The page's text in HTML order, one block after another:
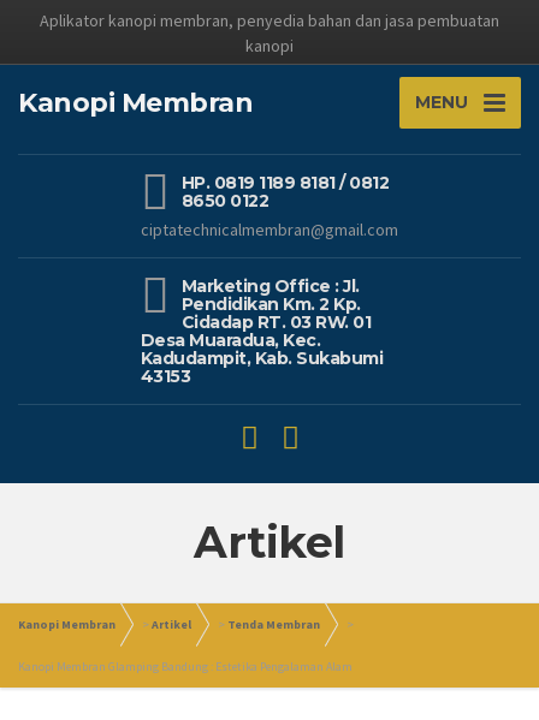
Aplikator kanopi membran, penyedia bahan dan jasa pembuatan
kanopi
Kanopi Membran MENU
HP. 0819 1189 8181 / 0812
8650 0122
ciptatechnicalmembran@gmail.com
Marketing Office : Jl.
Pendidikan Km. 2 Kp.
Cidadap RT. 03 RW. 01
Desa Muaradua, Kec.
Kadudampit, Kab. Sukabumi
43153
Artikel
Kanopi Membran >Artikel > Tenda Membran >
Kanopi Membran Glamping Bandung : Estetika Pengalaman Alam